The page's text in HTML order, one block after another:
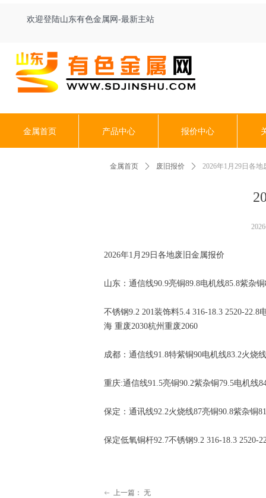
欢迎登陆山东有色金属网-最新主站
金属首页 产品中心 报价中心
金属首页 ꄲ 废旧报价 ꄲ 2026年1月29日各
2026年1月29日各地废旧金属报价
山东：通信线90.9亮铜89.8电机线85.8紫杂
不锈钢9.2 201装饰料5.4 316-18.3 2520-
海 重废2030杭州重废2060
成都：通信线91.8特紫铜90电机线83.2火烧
重庆:通信线91.5亮铜90.2紫杂铜79.5电机线
保定：通讯线92.2火烧线87亮铜90.8紫杂铜
保定低氧铜杆92.7不锈钢9.2 316-18.3 2520-
ꂃ 上一篇： 无